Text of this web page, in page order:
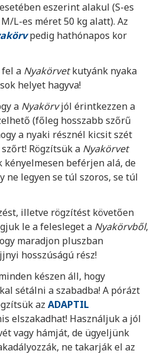
esetében eszerint alakul (S-es
L-es méret 50 kg alatt). Az
pedig hathónapos kor
fel a Nyakörvetkutyánk nyaka
helyet hagyva!
a Nyakörvjól érintkezzen a
(főleg hosszabb szőrű
a nyaki résznél kicsit szét
Rögzítsük a Nyakörvet
kényelmesen beférjen alá, de
ne legyen se túl szoros, se túl
illetve rögzítést követően
le a felesleget a Nyakörvből,
maradjon pluszban
hosszúságú rész!
készen áll, hogy
sétálni a szabadba! A pórázt
az ADAPTIL
elszakadhat! Használjuk a jól
vagy hámját, de ügyeljünk
ne takarják el az